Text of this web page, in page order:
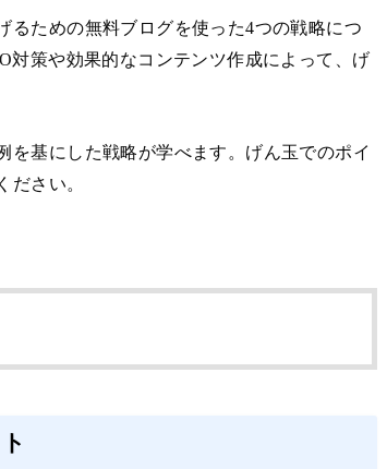
るための無料ブログを使った4つの戦略につ
対策や効果的なコンテンツ作成によって、げ
を基にした戦略が学べます。げん玉でのポイ
さい。